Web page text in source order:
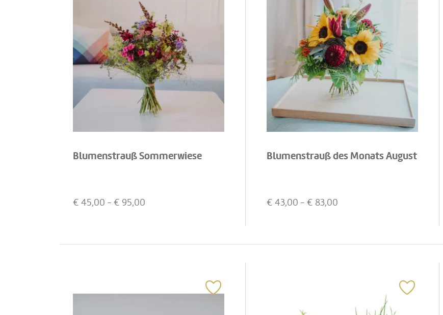
Blumenstrauß Sommerwiese
€ 45,00 - € 95,00
Blumenstrauß des Monats August
€ 43,00 - € 83,00